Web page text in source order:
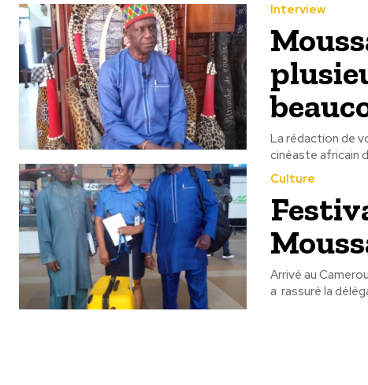
Interview
La rédaction de
cinéaste africain
Culture
Arrivé au
a rassuré la